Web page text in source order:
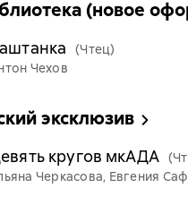
(новое
(Чтец)
Чехов
эксклюзив
кругов мкАДА
Черкасова, Евгения